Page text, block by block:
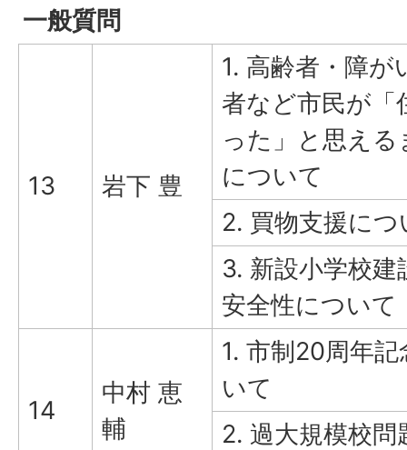
一般質問
13 岩下 豊
1. 高齢者・障が
者など市民が「
った」と思え
について
2. 買物支援につ
3. 新設小学校建
安全性について
14
中村 恵
輔
1. 市制20周年
いて
2. 過大規模校問